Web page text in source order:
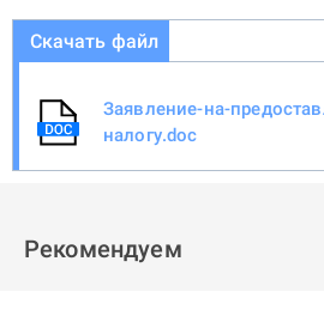
Скачать файл
Заявление-на-
налогу.doc
Рекомендуем